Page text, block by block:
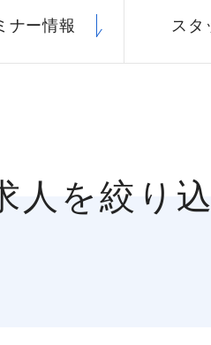
ナー情報 スタ
人を絞り